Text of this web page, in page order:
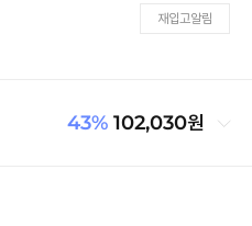
재입고알림
43% 102,030원